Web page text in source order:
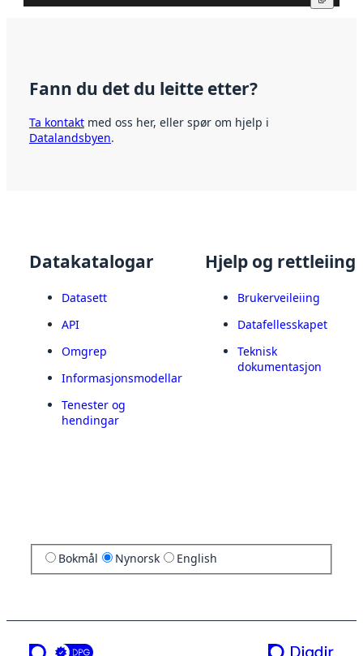
Fann du det du leitte etter?
Ta kontakt med oss her, eller spør om hjelp i
Datalandsbyen.
Datakatalogar
Datasett
API
Omgrep
Informasjonsmodellar
Tenester og
hendingar
Hjelp og rettleiing
Brukerveileiing
Datafellesskapet
Teknisk
dokumentasjon
Bokmål Nynorsk English